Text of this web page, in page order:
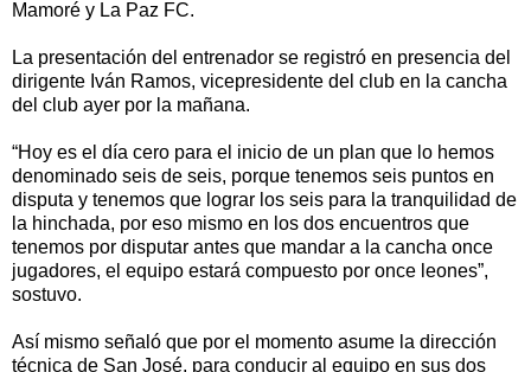
Mamoré y La Paz FC.
La presentación del entrenador se registró en presencia del
dirigente Iván Ramos, vicepresidente del club en la cancha
del club ayer por la mañana.
“Hoy es el día cero para el inicio de un plan que lo hemos
denominado seis de seis, porque tenemos seis puntos en
disputa y tenemos que lograr los seis para la tranquilidad de
la hinchada, por eso mismo en los dos encuentros que
tenemos por disputar antes que mandar a la cancha once
jugadores, el equipo estará compuesto por once leones”,
sostuvo.
Así mismo señaló que por el momento asume la dirección
técnica de San José, para conducir al equipo en sus dos